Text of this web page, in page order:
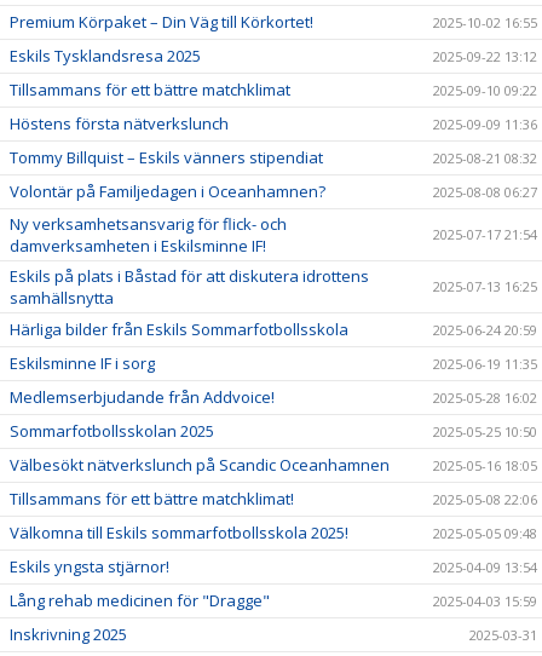
Premium Körpaket – Din Väg till Körkortet! 2025-10-02 16:55
Eskils Tysklandsresa 2025 2025-09-22 13:12
Tillsammans för ett bättre matchklimat 2025-09-10 09:22
Höstens första nätverkslunch 2025-09-09 11:36
Tommy Billquist – Eskils vänners stipendiat 2025-08-21 08:32
Volontär på Familjedagen i Oceanhamnen? 2025-08-08 06:27
Ny verksamhetsansvarig för flick- och
damverksamheten i Eskilsminne IF!
2025-07-17 21:54
Eskils på plats i Båstad för att diskutera idrottens
samhällsnytta
2025-07-13 16:25
Härliga bilder från Eskils Sommarfotbollsskola 2025-06-24 20:59
Eskilsminne IF i sorg 2025-06-19 11:35
Medlemserbjudande från Addvoice! 2025-05-28 16:02
Sommarfotbollsskolan 2025 2025-05-25 10:50
Välbesökt nätverkslunch på Scandic Oceanhamnen 2025-05-16 18:05
Tillsammans för ett bättre matchklimat! 2025-05-08 22:06
Välkomna till Eskils sommarfotbollsskola 2025! 2025-05-05 09:48
Eskils yngsta stjärnor! 2025-04-09 13:54
Lång rehab medicinen för "Dragge" 2025-04-03 15:59
Inskrivning 2025 2025-03-31